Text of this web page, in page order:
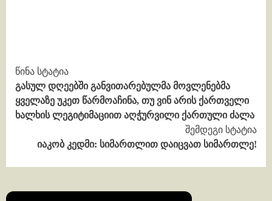
Continue
Reading
წინა სტატია
გასულ დღეებში განვითარებულმა მოვლენებმა
ყველაზე უკეთ წარმოაჩინა, თუ ვინ არის ქართველი
ხალხის ლეგიტიმაციით აღჭურვილი ქართული ძალა
შემდეგი სტატია
იაკობ კედმი: სიმართლით დაიცვათ სიმართლე!